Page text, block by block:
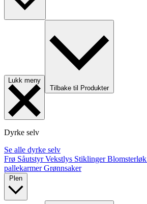
Lukk meny
Tilbake til Produkter
Dyrke selv
Se alle dyrke selv
Frø SåutstyrVekstlys StiklingerBlomsterløk
pallekarmerGrønnsaker